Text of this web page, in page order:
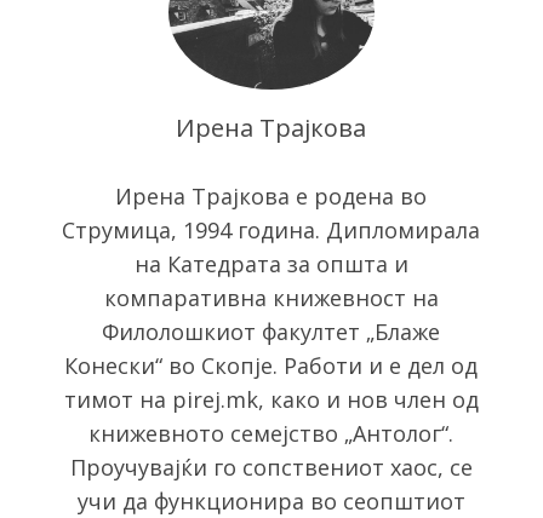
Ирена Трајкова
Ирена Трајкова е родена во
Струмица, 1994 година. Дипломирала
на Катедрата за општа и
компаративна книжевност на
Филолошкиот факултет „Блаже
Конески“ во Скопје. Работи и е дел од
тимот на pirej.mk, како и нов член од
книжевното семејство „Антолог“.
Проучувајќи го сопствениот хаос, се
учи да функционира во сеопштиот